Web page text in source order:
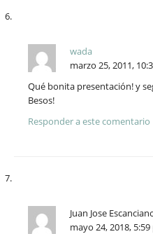
wada
marzo 25, 2011,
Qué bonita presentación! y
Besos!
Responder a este comentario
Juan Jose
mayo 24, 2018,